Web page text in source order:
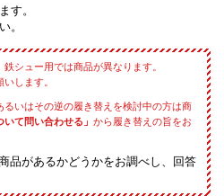
す。
。
シュー用では商品が異なります。
します。
るいはその逆の履き替えを検討中の方は商
いて問い合わせる」から履き替えの旨をお
品があるかどうかをお調べし、回答